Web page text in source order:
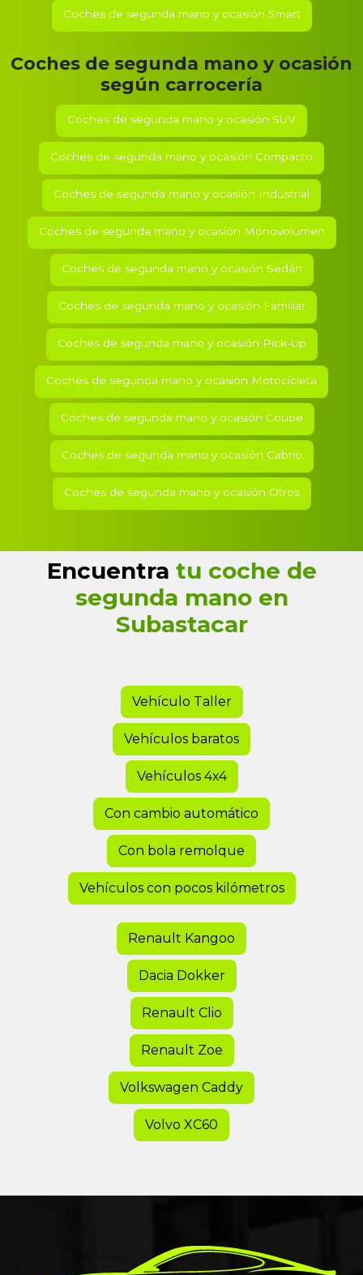
Coches de segunda mano y ocasión Smart
Coches de segunda mano y ocasión
según carrocería
Coches de segunda mano y ocasión SUV
Coches de segunda mano y ocasión Compacto
Coches de segunda mano y ocasión Industrial
Coches de segunda mano y ocasión Monovolumen
Coches de segunda mano y ocasión Sedán
Coches de segunda mano y ocasión Familiar
Coches de segunda mano y ocasión Pick-Up
Coches de segunda mano y ocasión Motocicleta
Coches de segunda mano y ocasión Coupe
Coches de segunda mano y ocasión Cabrio
Coches de segunda mano y ocasión Otros
Encuentra tu coche de
segunda mano en
Subastacar
Vehículo Taller
Vehículos baratos
Vehículos 4x4
Con cambio automático
Con bola remolque
Vehículos con pocos kilómetros
Renault Kangoo
Dacia Dokker
Renault Clio
Renault Zoe
Volkswagen Caddy
Volvo XC60